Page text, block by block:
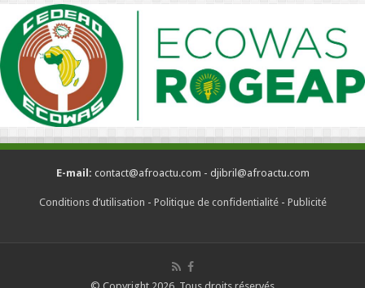
E-mail: contact@afroactu.com - djibril@afroactu.com
Conditions d’utilisation - Politique de confidentialité- Publicité